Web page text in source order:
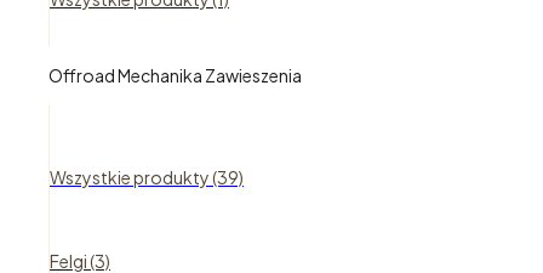
Offroad Mechanika Zawieszenia
Wszystkie produkty (39)
Felgi (3)